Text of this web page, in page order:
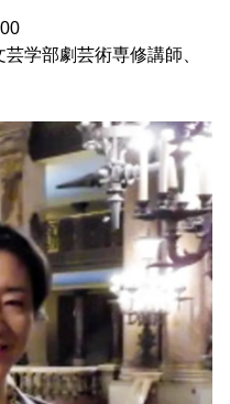
学部劇芸術専修講師、